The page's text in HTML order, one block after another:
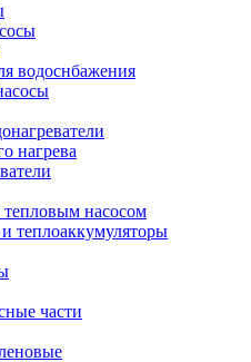
водоснбажения
нагрева
тепловым насосом
теплоаккумуляторы
части